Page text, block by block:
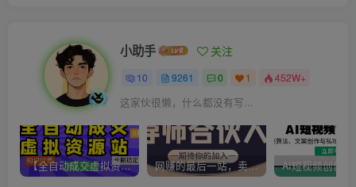
小助手 关注
10 9261 0 1 452W+
这家伙很懒，什么都没有写...
【全自动成交虚拟资源站】站长唯一陪跑项目！月入10W+~长期稳定~ 网赚的最后一站，卖项目！做网赚顶级猎食者~